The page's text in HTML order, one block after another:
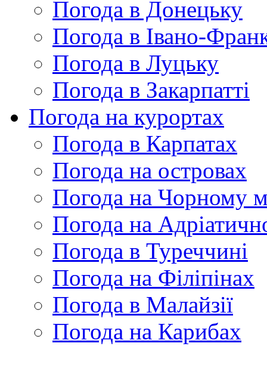
Погода в Донецьку
Погода в Івано-
Погода в Луцьку
Погода в Закарпатті
Погода на курортах
Погода в Карпатах
Погода на островах
Погода на Чорному
Погода на
Погода в Туреччині
Погода на Філіпінах
Погода в Малайзії
Погода на Карибах